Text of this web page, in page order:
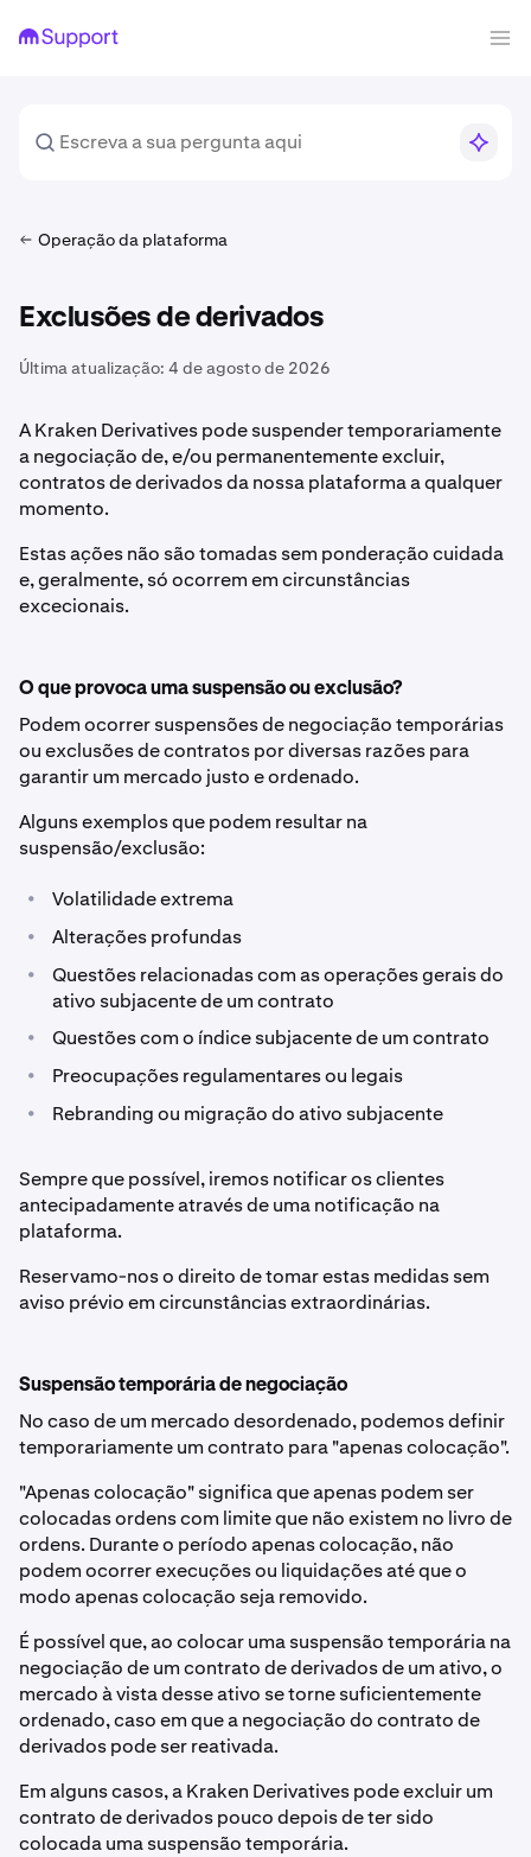
Operação da plataforma
Exclusões de derivados
Última atualização: 4 de agosto de 2026
A Kraken Derivatives pode suspender temporariamente
a negociação de, e/ou permanentemente excluir,
contratos de derivados da nossa plataforma a qualquer
momento.
Estas ações não são tomadas sem ponderação cuidada
e, geralmente, só ocorrem em circunstâncias
excecionais.
O que provoca uma suspensão ou exclusão?
Podem ocorrer suspensões de negociação temporárias
ou exclusões de contratos por diversas razões para
garantir um mercado justo e ordenado.
Alguns exemplos que podem resultar na
suspensão/exclusão:
• Volatilidade extrema
• Alterações profundas
•
Questões relacionadas com as operações gerais do
ativo subjacente de um contrato
• Questões com o índice subjacente de um contrato
• Preocupações regulamentares ou legais
• Rebranding ou migração do ativo subjacente
Sempre que possível, iremos notificar os clientes
antecipadamente através de uma notificação na
plataforma.
Reservamo-nos o direito de tomar estas medidas sem
aviso prévio em circunstâncias extraordinárias.
Suspensão temporária de negociação
No caso de um mercado desordenado, podemos definir
temporariamente um contrato para "apenas colocação".
"Apenas colocação" significa que apenas podem ser
colocadas ordens com limite que não existem no livro de
ordens. Durante o período apenas colocação, não
podem ocorrer execuções ou liquidações até que o
modo apenas colocação seja removido.
É possível que, ao colocar uma suspensão temporária na
negociação de um contrato de derivados de um ativo, o
mercado à vista desse ativo se torne suficientemente
ordenado, caso em que a negociação do contrato de
derivados pode ser reativada.
Em alguns casos, a Kraken Derivatives pode excluir um
contrato de derivados pouco depois de ter sido
colocada uma suspensão temporária.